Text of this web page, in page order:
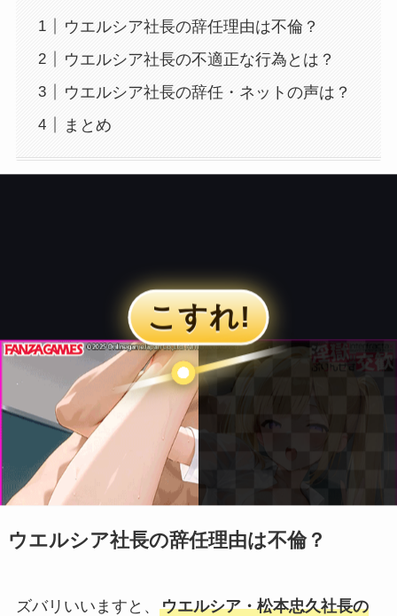
ウエルシア社長の辞任理由は不倫？
ウエルシア社長の不適正な行為とは？
ウエルシア社長の辞任・ネットの声は？
まとめ
ウエルシア社長の辞任理由は不倫？
ズバリいいますと、 ウエルシア・松本忠久社長の